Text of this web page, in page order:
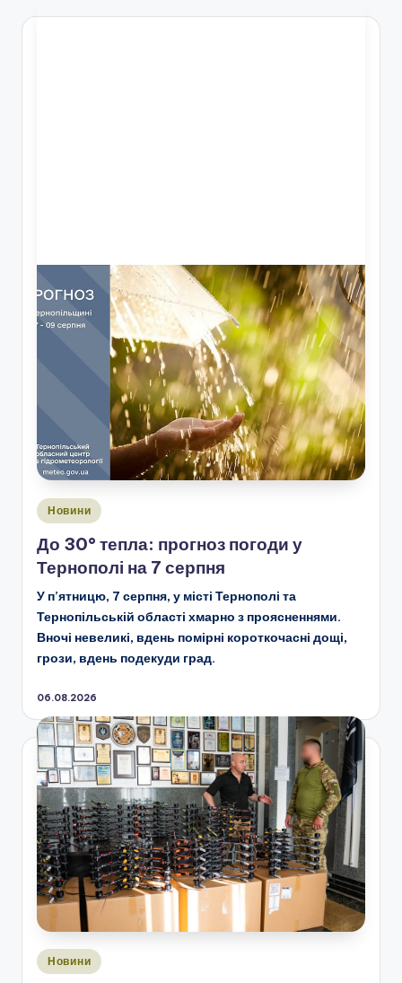
Опубліковано
Новини
До 30° тепла: прогноз погоди у
Тернополі на 7 серпня
У п’ятницю, 7 серпня, у місті Тернополі та
Тернопільській області хмарно з проясненнями.
Вночі невеликі, вдень помірні короткочасні дощі,
грози, вдень подекуди град.
06.08.2026
Опубліковано
Новини